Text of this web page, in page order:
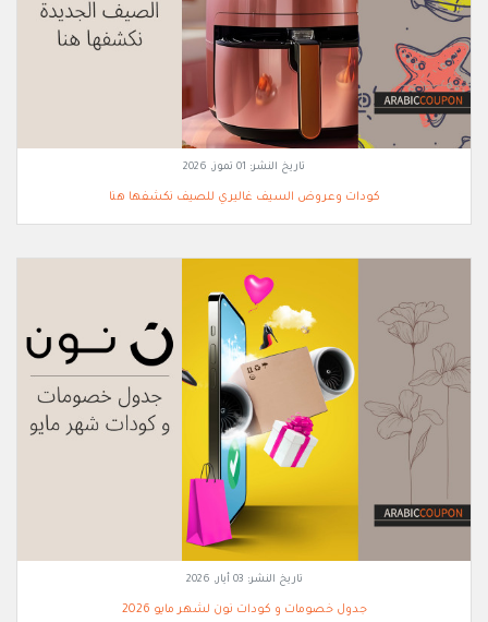
تاريخ النشر: 01 تموز, 2026
كودات وعروض السيف غاليري للصيف نكشفها هنا
تاريخ النشر: 03 أيار, 2026
جدول خصومات و كودات نون لشهر مايو 2026